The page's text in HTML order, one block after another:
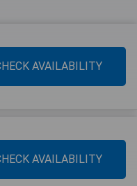
AVAILABILITY
AVAILABILITY